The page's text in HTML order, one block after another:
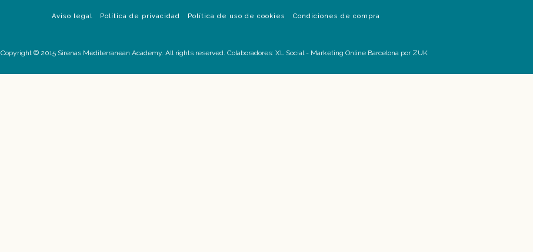
Aviso legal Política de privacidad Política de uso de cookies Condiciones de compra
Copyright © 2015 Sirenas Mediterranean Academy. All rights reserved. Colaboradores: XL Social- Marketing Online Barcelona por ZUK